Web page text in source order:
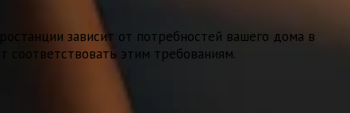
зависит от потребностей вашего дома в
соответствовать этим требованиям.